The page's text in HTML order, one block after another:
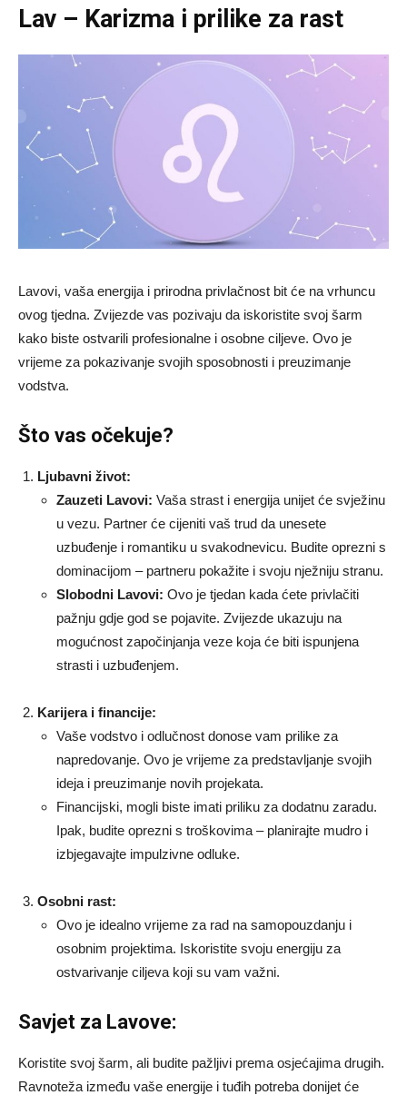
Lav – Karizma i prilike za rast
Lavovi, vaša energija i prirodna privlačnost bit će na vrhuncu
ovog tjedna. Zvijezde vas pozivaju da iskoristite svoj šarm
kako biste ostvarili profesionalne i osobne ciljeve. Ovo je
vrijeme za pokazivanje svojih sposobnosti i preuzimanje
vodstva.
Što vas očekuje?
Ljubavni život:
Zauzeti Lavovi: Vaša strast i energija unijet će svježinu
u vezu. Partner će cijeniti vaš trud da unesete
uzbuđenje i romantiku u svakodnevicu. Budite oprezni s
dominacijom – partneru pokažite i svoju nježniju stranu.
Slobodni Lavovi: Ovo je tjedan kada ćete privlačiti
pažnju gdje god se pojavite. Zvijezde ukazuju na
mogućnost započinjanja veze koja će biti ispunjena
strasti i uzbuđenjem.
Karijera i financije:
Vaše vodstvo i odlučnost donose vam prilike za
napredovanje. Ovo je vrijeme za predstavljanje svojih
ideja i preuzimanje novih projekata.
Financijski, mogli biste imati priliku za dodatnu zaradu.
Ipak, budite oprezni s troškovima – planirajte mudro i
izbjegavajte impulzivne odluke.
Osobni rast:
Ovo je idealno vrijeme za rad na samopouzdanju i
osobnim projektima. Iskoristite svoju energiju za
ostvarivanje ciljeva koji su vam važni.
Savjet za Lavove:
Koristite svoj šarm, ali budite pažljivi prema osjećajima drugih.
Ravnoteža između vaše energije i tuđih potreba donijet će